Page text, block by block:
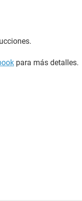
para más detalles.